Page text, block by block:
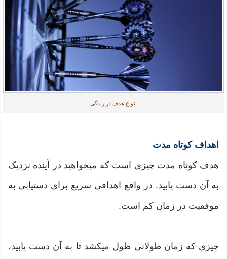
انواع هدف در زندگی
اهداف کوتاه مدت
هدف کوتاه مدت چیزی است که میخواهید در آينده نزدیک
به آن دست یابید. در واقع اهدافی سریع برای دستیابی به
موفقیت در زمان کم است.
چیزی که زمان طولانی طول میکشد تا به آن دست یابید،